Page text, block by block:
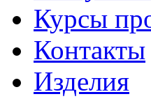
Курсы
Контакты
Изделия